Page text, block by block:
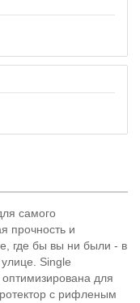
самого
прочность и
где бы вы ни были - в
Single
для
с рифленым